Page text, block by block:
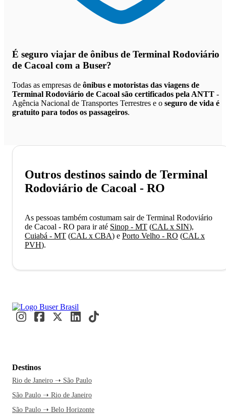
É seguro viajar de ônibus de Terminal Rodoviário
de Cacoal com a Buser?
Todas as empresas de ônibus e motoristas das viagens de
Terminal Rodoviário de Cacoal são certificados pela ANTT -
Agência Nacional de Transportes Terrestres e o seguro de vida é
gratuito para todos os passageiros.
Outros destinos saindo de Terminal
Rodoviário de Cacoal - RO
As pessoas também costumam sair de Terminal Rodoviário
de Cacoal - RO para ir até Sinop - MT (CAL x SIN),
Cuiabá - MT (CAL x CBA) e Porto Velho - RO (CAL x
PVH).
Destinos
Rio de Janeiro ➝ São Paulo
São Paulo ➝ Rio de Janeiro
São Paulo ➝ Belo Horizonte